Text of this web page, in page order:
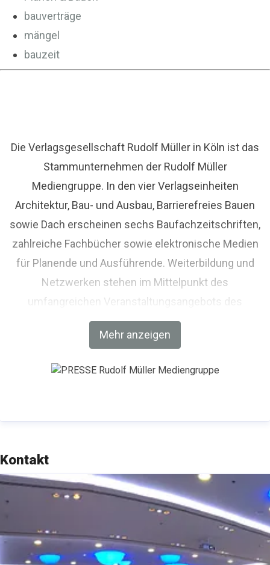
bauverträge
mängel
bauzeit
Die Verlagsgesellschaft Rudolf Müller in Köln ist das
Stammunternehmen der Rudolf Müller
Mediengruppe. In den vier Verlagseinheiten
Architektur, Bau- und Ausbau, Barrierefreies Bauen
sowie Dach erscheinen sechs Baufachzeitschriften,
zahlreiche Fachbücher sowie elektronische Medien
für Planende und Ausführende. Weiterbildung und
Netzwerken stehen im Mittelpunkt des
umfangreichen Veranstaltungsangebots des
Medienhauses bestehend aus Kongressen und
Branchen-Foren. Das Portalwww.rudolf-mueller.de
Zugang zum gesamten Fachinformations- und
Mehr anzeigen
Kontakt